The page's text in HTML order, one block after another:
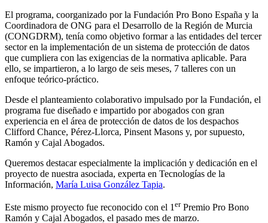
El programa, coorganizado por la Fundación Pro Bono España y la
Coordinadora de ONG para el Desarrollo de la Región de Murcia
(CONGDRM), tenía como objetivo formar a las entidades del tercer
sector en la implementación de un sistema de protección de datos
que cumpliera con las exigencias de la normativa aplicable. Para
ello, se impartieron, a lo largo de seis meses, 7 talleres con un
enfoque teórico-práctico.
Desde el planteamiento colaborativo impulsado por la Fundación, el
programa fue diseñado e impartido por abogados con gran
experiencia en el área de protección de datos de los despachos
Clifford Chance, Pérez-Llorca, Pinsent Masons y, por supuesto,
Ramón y Cajal Abogados.
Queremos destacar especialmente la implicación y dedicación en el
proyecto de nuestra asociada, experta en Tecnologías de la
Información, María Luisa González Tapia.
Este mismo proyecto fue reconocido con el 1 erPremio Pro Bono
Ramón y Cajal Abogados, el pasado mes de marzo.